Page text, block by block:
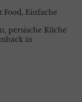
Food, Einfache
persische Küche
in